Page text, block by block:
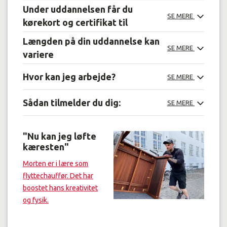
Under uddannelsen får du
kørekort og certifikat til
SE MERE
Længden på din uddannelse kan
variere
SE MERE
Hvor kan jeg arbejde? SE MERE
Sådan tilmelder du dig: SE MERE
"Nu kan jeg løfte
kæresten"
Morten er i lære som
flyttechauffør. Det har
boostet hans kreativitet
og fysik.